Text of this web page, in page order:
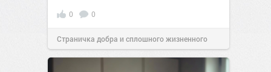
0 0
Страничка добра и сплошного жизненного
позитива!00:29Сегодня